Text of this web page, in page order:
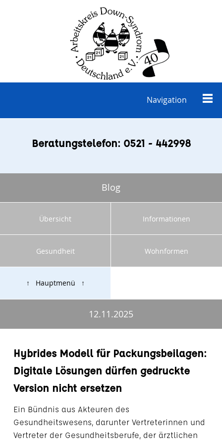
Navigation
Beratungstelefon: 0521 - 442998
Blog
Übersicht Informationen
Gesundheit Wohnformen
↑ Hauptmenü ↑
12.11.2025
Hybrides Modell für Packungsbeilagen:
Digitale Lösungen dürfen gedruckte
Version nicht ersetzen
Ein Bündnis aus Akteuren des
Gesundheitswesens, darunter Vertreterinnen und
Vertreter der Gesundheitsberufe, der ärztlichen